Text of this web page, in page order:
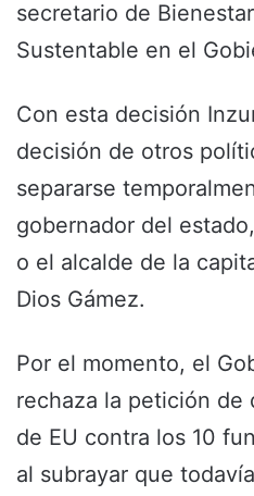
secretario de
Sustentable en el
Con esta decisión
decisión de otros
separarse
gobernador del
o el alcalde de la
Dios Gámez.
Por el momento, el
rechaza la petición de
de EU contra los 10
al subrayar que